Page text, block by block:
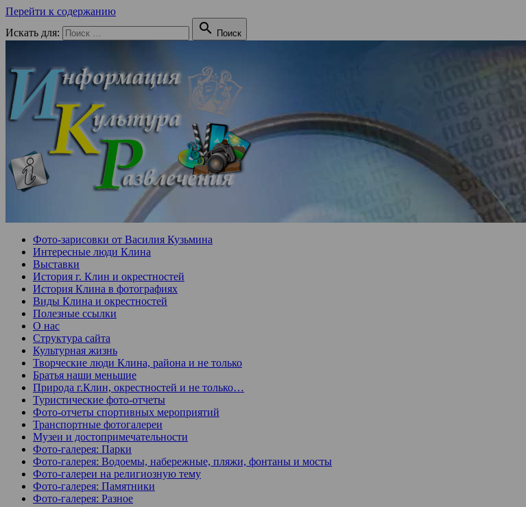
Перейти к содержанию
Искать для:
 Поиск
Фото-зарисовки от Василия Кузьмина
Интересные люди Клина
Выставки
История г. Клин и окрестностей
История Клина в фотографиях
Виды Клина и окрестностей
Полезные ссылки
О нас
Структура сайта
Культурная жизнь
Творческие люди Клина, района и не только
Братья наши меньшие
Природа г.Клин, окрестностей и не только…
Туристические фото-отчеты
Фото-отчеты спортивных мероприятий
Транспортные фотогалереи
Музеи и достопримечательности
Фото-галерея: Парки
Фото-галерея: Водоемы, набережные, пляжи, фонтаны и мосты
Фото-галереи на религиозную тему
Фото-галерея: Памятники
Фото-галерея: Разное